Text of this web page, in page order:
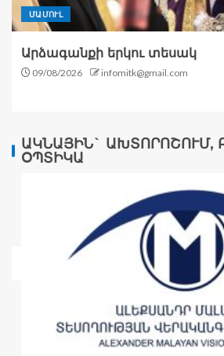
ՄԱՄՈՒԼ
Արձագանքի երկու տեսակ
09/08/2026 infomitk@gmail.com
ԱԿՆԱՅԻՆ` ԱԽՏՈՐՈՇՈՒՄ,
ՕՊՏԻԿԱ